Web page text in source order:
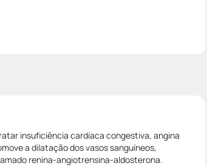
insuficiência cardíaca congestiva, angina
a dilatação dos vasos sanguíneos,
renina-angiotrensina-aldosterona.